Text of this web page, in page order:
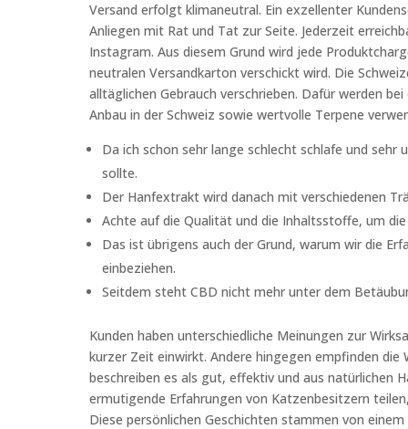
Versand erfolgt klimaneutral. Ein exzellenter
Anliegen mit Rat und Tat zur Seite. Jederzeit
Instagram. Aus diesem Grund wird jede
neutralen Versandkarton verschickt wird. Die
alltäglichen Gebrauch verschrieben. Dafür werden
Anbau in der Schweiz sowie wertvolle Terpene
Da ich schon sehr lange schlecht schlafe und sehr
sollte.
Der Hanfextrakt wird danach mit verschiedenen
Achte auf die Qualität und die Inhaltsstoffe, um
Das ist übrigens auch der Grund, warum wir die
einbeziehen.
Seitdem steht CBD nicht mehr unter dem
Kunden haben unterschiedliche Meinungen zur
kurzer Zeit einwirkt. Andere hingegen empfinden
beschreiben es als gut, effektiv und aus natürlichen
ermutigende Erfahrungen von Katzenbesitzern
Diese persönlichen Geschichten stammen von